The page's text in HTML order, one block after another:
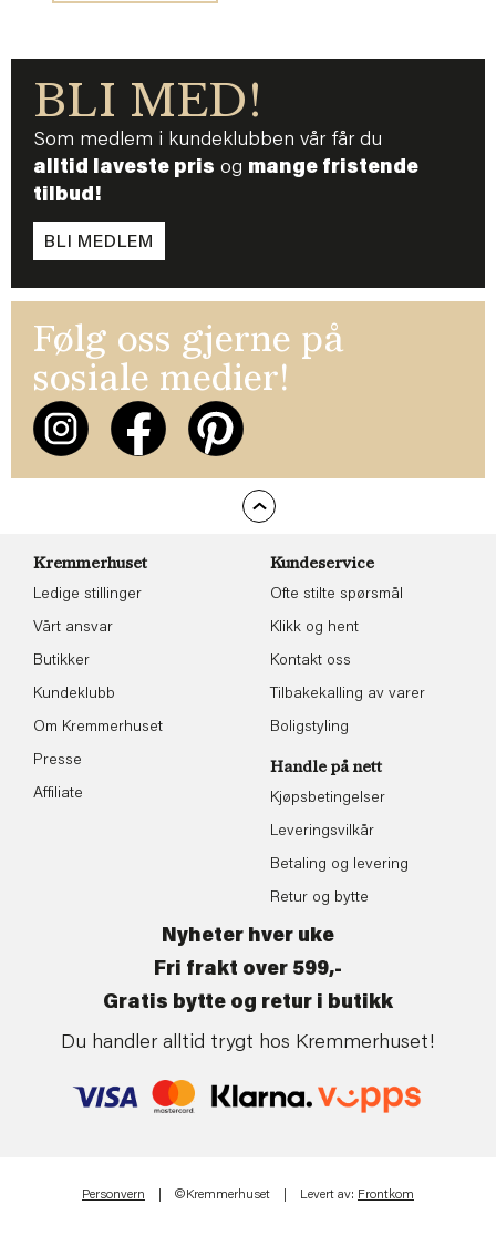
BLI MED!
Som medlem i kundeklubben vår får du
alltid laveste pris og mange fristende
tilbud!
BLI MEDLEM
Følg oss gjerne på
sosiale medier!
Kremmerhuset
Ledige stillinger
Vårt ansvar
Butikker
Kundeklubb
Om Kremmerhuset
Presse
Affiliate
Kundeservice
Ofte stilte spørsmål
Klikk og hent
Kontakt oss
Tilbakekalling av varer
Boligstyling
Handle på nett
Kjøpsbetingelser
Leveringsvilkår
Betaling og levering
Retur og bytte
Nyheter hver uke
Fri frakt over 599,-
Gratis bytte og retur i butikk
Du handler alltid trygt hos Kremmerhuset!
Personvern | ©Kremmerhuset | Levert av: Frontkom